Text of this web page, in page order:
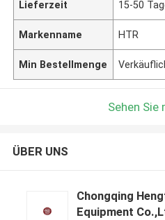
Lieferzeit 15-50
Markenname HTR
Min Bestellmenge
Sehen Sie
ÜBER UNS
Chongqing
Equipment